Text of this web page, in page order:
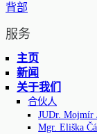
背部
服务
主页
新闻
关于我们
合伙人
JUDr. Mojmír
Mgr. Eliška